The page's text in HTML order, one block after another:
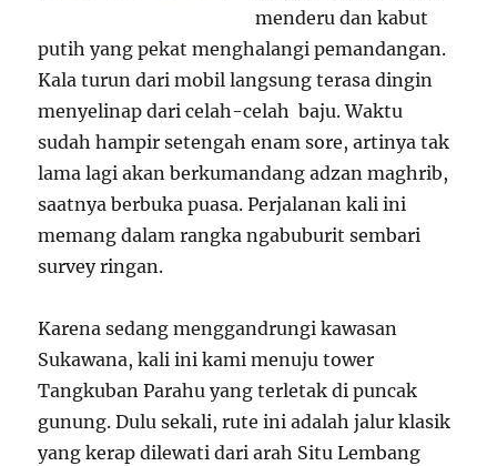
menderu dan kabut
putih yang pekat menghalangi pemandangan.
Kala turun dari mobil langsung terasa dingin
menyelinap dari celah-celah baju. Waktu
sudah hampir setengah enam sore, artinya tak
lama lagi akan berkumandang adzan maghrib,
saatnya berbuka puasa. Perjalanan kali ini
memang dalam rangka ngabuburit sembari
survey ringan.
Karena sedang menggandrungi kawasan
Sukawana, kali ini kami menuju tower
Tangkuban Parahu yang terletak di puncak
gunung. Dulu sekali, rute ini adalah jalur klasik
yang kerap dilewati dari arah Situ Lembang